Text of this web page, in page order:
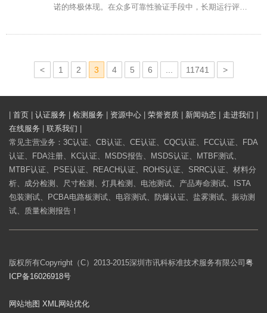
诺的终极体现。在众多可靠性验证手段中，长期运行评…
1 2 3 4 5 6
11741
首页 认证服务 检测服务 资源中心 荣誉资质 新闻动态 走进我们
在线服务
联系我们
常见主营业务：3C认证、CB认证、CE认证、CQC认证、FCC认证、FDA
认证、FDA注册、KC认证、MSDS报告、MSDS认证、MTBF测试、
MTBF认证、PSE认证、REACH认证、ROHS认证、SRRC认证、材料分
析、成分检测、尺寸检测、灯具检测、电池测试、产品寿命测试、ISTA
包装测试、PCBA电路板测试、电容测试、防爆认证、盐雾测试、振动测
试、质量检测报告！
版权所有Copyright（C）2013-2015深圳市讯科标准技术服务有限公司 粤
ICP备16026918号
网站地图 XML
网站优化